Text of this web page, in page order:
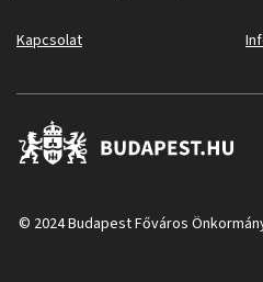
Kapcsolat
© 2024 Budapest Főváros